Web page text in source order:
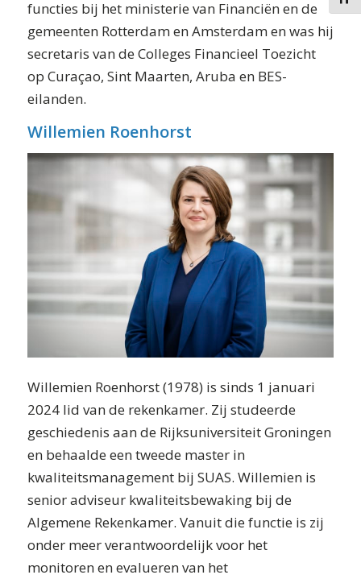
functies bij het ministerie van Financiën en de
gemeenten Rotterdam en Amsterdam en was hij
secretaris van de Colleges Financieel Toezicht
op Curaçao, Sint Maarten, Aruba en BES-
eilanden.
Willemien Roenhorst
Willemien Roenhorst (1978) is sinds 1 januari
2024 lid van de rekenkamer. Zij studeerde
geschiedenis aan de Rijksuniversiteit Groningen
en behaalde een tweede master in
kwaliteitsmanagement bij SUAS. Willemien is
senior adviseur kwaliteitsbewaking bij de
Algemene Rekenkamer. Vanuit die functie is zij
onder meer verantwoordelijk voor het
monitoren en evalueren van het